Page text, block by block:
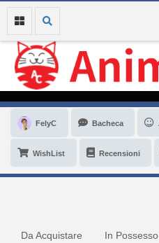
FelyC Bacheca
WishList Recensioni
Da Acquistare In Possesso